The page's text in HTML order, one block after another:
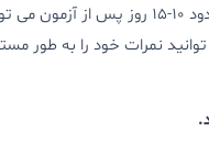
نمرات خود را مشاهده کنید.
نمرات خود را به طور